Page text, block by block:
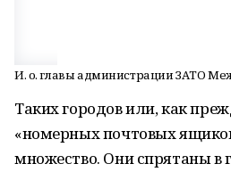
И. о. главы администрации ЗАТО
Таких городов или, как
«номерных почтовых
множество. Они спрятаны в